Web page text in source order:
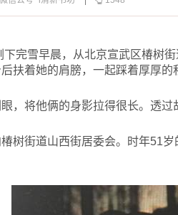
下完雪早晨，从北京宣武区椿树
扶着她的肩膀，一起踩着厚厚的
，将他俩的身影拉得很长。透
树街道山西街居委会。时年51